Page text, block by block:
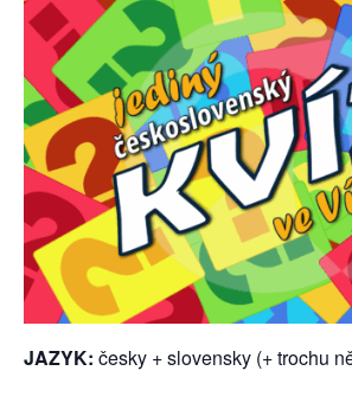
JAZYK: česky + slovensky (+ trochu